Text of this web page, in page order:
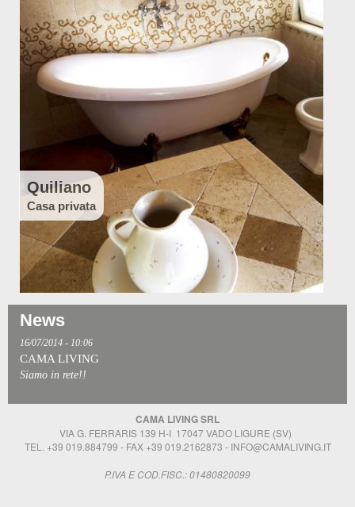
Quiliano
Casa privata
News
Nuovo Allestimento
Nella gallery un nuovo allestimento, fornitura bagno completa (casa
16/07/2014 - 10:06
CAMA LIVING
Siamo in rete!!
CAMA LIVING SRL
VIA G. FERRARIS 139 H-I 17047 VADO LIGURE (SV)
TEL. +39 019.884799 - FAX +39 019.2162873 - INFO@CAMALIVING.IT
P.IVA E COD.FISC.: 01480820099